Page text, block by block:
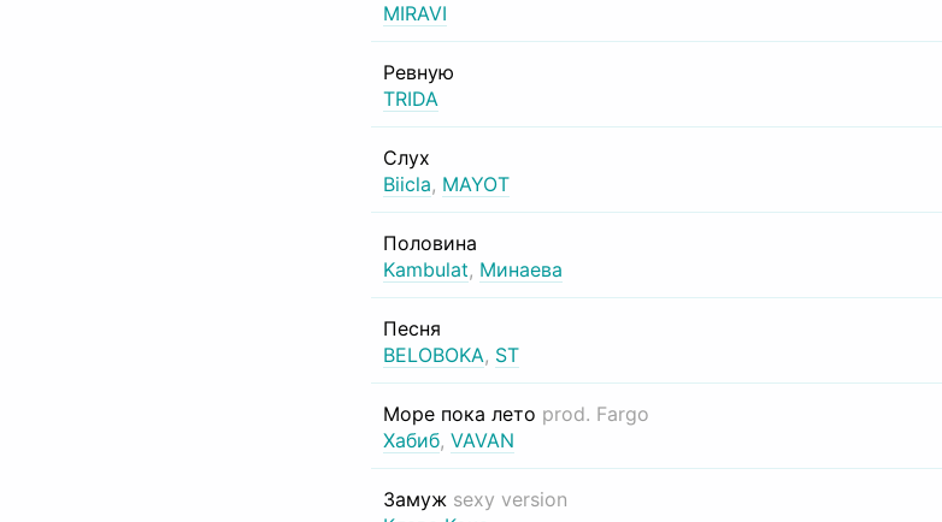
MIRAVI
Ревную
TRIDA
Слух
Biicla, MAYOT
Половина
Kambulat, Минаева
Песня
BELOBOKA, ST
Море пока лето prod. Fargo
Хабиб, VAVAN
Замуж sexy version